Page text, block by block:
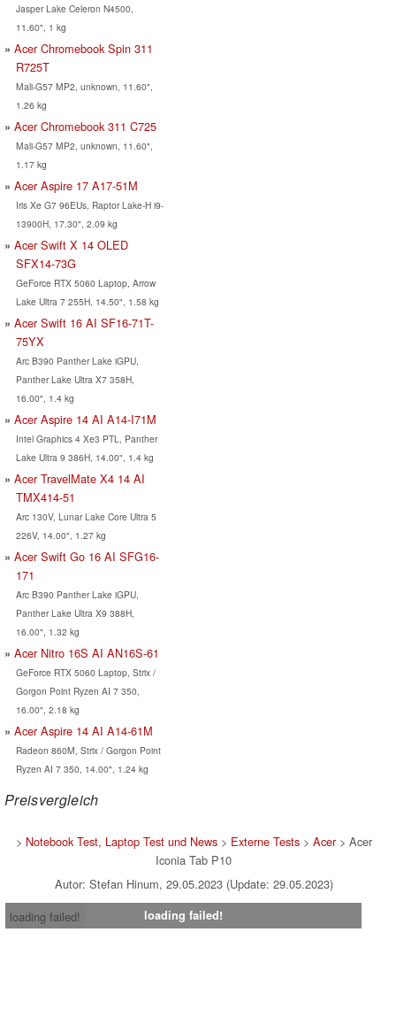
Jasper Lake Celeron N4500,
11.60", 1 kg
Acer Chromebook Spin 311
R725T
Mali-G57 MP2, unknown, 11.60",
1.26 kg
Acer Chromebook 311 C725
Mali-G57 MP2, unknown, 11.60",
1.17 kg
Acer Aspire 17 A17-51M
Iris Xe G7 96EUs, Raptor Lake-H i9-
13900H, 17.30", 2.09 kg
Acer Swift X 14 OLED
SFX14-73G
GeForce RTX 5060 Laptop, Arrow
Lake Ultra 7 255H, 14.50", 1.58 kg
Acer Swift 16 AI SF16-71T-
75YX
Arc B390 Panther Lake iGPU,
Panther Lake Ultra X7 358H,
16.00", 1.4 kg
Acer Aspire 14 AI A14-I71M
Intel Graphics 4 Xe3 PTL, Panther
Lake Ultra 9 386H, 14.00", 1.4 kg
Acer TravelMate X4 14 AI
TMX414-51
Arc 130V, Lunar Lake Core Ultra 5
226V, 14.00", 1.27 kg
Acer Swift Go 16 AI SFG16-
171
Arc B390 Panther Lake iGPU,
Panther Lake Ultra X9 388H,
16.00", 1.32 kg
Acer Nitro 16S AI AN16S-61
GeForce RTX 5060 Laptop, Strix /
Gorgon Point Ryzen AI 7 350,
16.00", 2.18 kg
Acer Aspire 14 AI A14-61M
Radeon 860M, Strix / Gorgon Point
Ryzen AI 7 350, 14.00", 1.24 kg
Preisvergleich
> Notebook Test, Laptop Test und News> Externe Tests> Acer> Acer
Iconia Tab P10
Autor: Stefan Hinum, 29.05.2023 (Update: 29.05.2023)
loading failed!
loading failed!